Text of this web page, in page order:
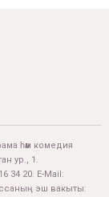
һәм комедия
ур., 1.
34 20. E-Mail:
эш вакыты: